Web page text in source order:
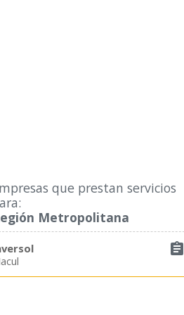
que prestan servicios
Metropolitana
